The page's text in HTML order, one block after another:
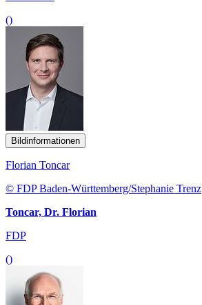
()
Bildinformationen
Florian Toncar
© FDP Baden-Württemberg/Stephanie Trenz
Toncar, Dr. Florian
FDP
()